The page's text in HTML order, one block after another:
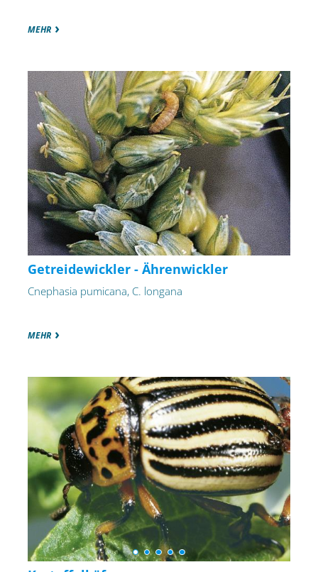
MEHR
Getreidewickler - Ährenwickler
Cnephasia pumicana, C. longana
MEHR